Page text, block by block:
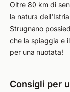
Oltre 80 km di
la natura
Strugnano
che la spiaggia e
per una nuotata!
Consigli per